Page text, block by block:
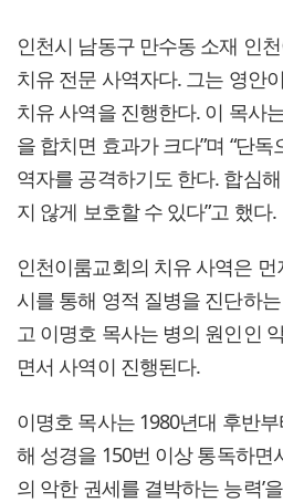
인천시 남동구 만수동 소재 인
치유 전문 사역자다. 그는 영안
치유 사역을 진행한다. 이 목사
을 합치면 효과가 크다”며 “단
역자를 공격하기도 한다. 합심
지 않게 보호할 수 있다”고 했다.
인천이룸교회의 치유 사역은
시를 통해 영적 질병을 진단하
고 이명호 목사는 병의 원인인
면서 사역이 진행된다.
이명호 목사는 1980년대 후반
해 성경을 150번 이상 통독하면
의 악한 권세를 결박하는 능력’